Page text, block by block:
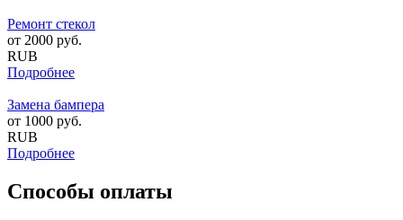
Ремонт стекол
от 2000 руб.
RUB
Подробнее
Замена бампера
от 1000 руб.
RUB
Подробнее
Способы оплаты